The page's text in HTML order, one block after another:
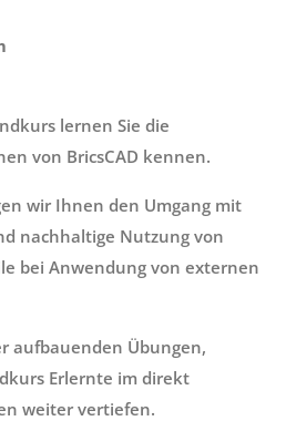
lernen Sie die
von BricsCAD kennen.
wir Ihnen den Umgang mit
nachhaltige Nutzung von
bei Anwendung von externen
aufbauenden Übungen,
Erlernte im direkt
weiter vertiefen.